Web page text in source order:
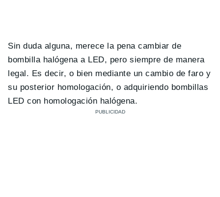
Sin duda alguna, merece la pena cambiar de
bombilla halógena a LED, pero siempre de manera
legal. Es decir, o bien mediante un cambio de faro y
su posterior homologación, o adquiriendo bombillas
LED con homologación halógena.